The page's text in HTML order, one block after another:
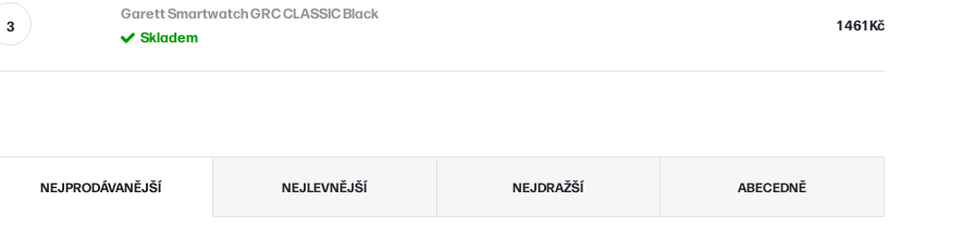
Garett Smartwatch GRC CLASSIC Black
Skladem
1 461 Kč
NEJPRODÁVANĚJŠÍ NEJLEVNĚJŠÍ NEJDRAŽŠÍ ABECEDNĚ